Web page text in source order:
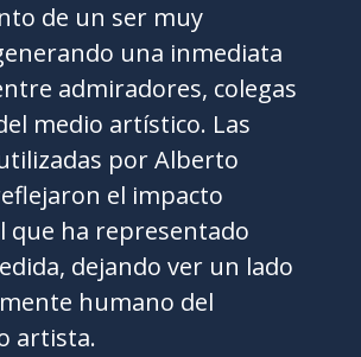
de un ser muy
una inmediata
admiradores, colegas
medio artístico. Las
por Alberto
el impacto
que ha representado
dejando ver un lado
humano del
artista.